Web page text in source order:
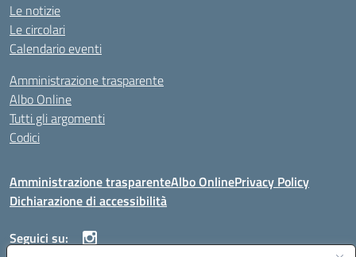
Le notizie
Le circolari
Calendario eventi
Amministrazione trasparente
Albo Online
Tutti gli argomenti
Codici
Amministrazione trasparenteAlbo OnlinePrivacy Policy
Dichiarazione di accessibilità
Seguici su: